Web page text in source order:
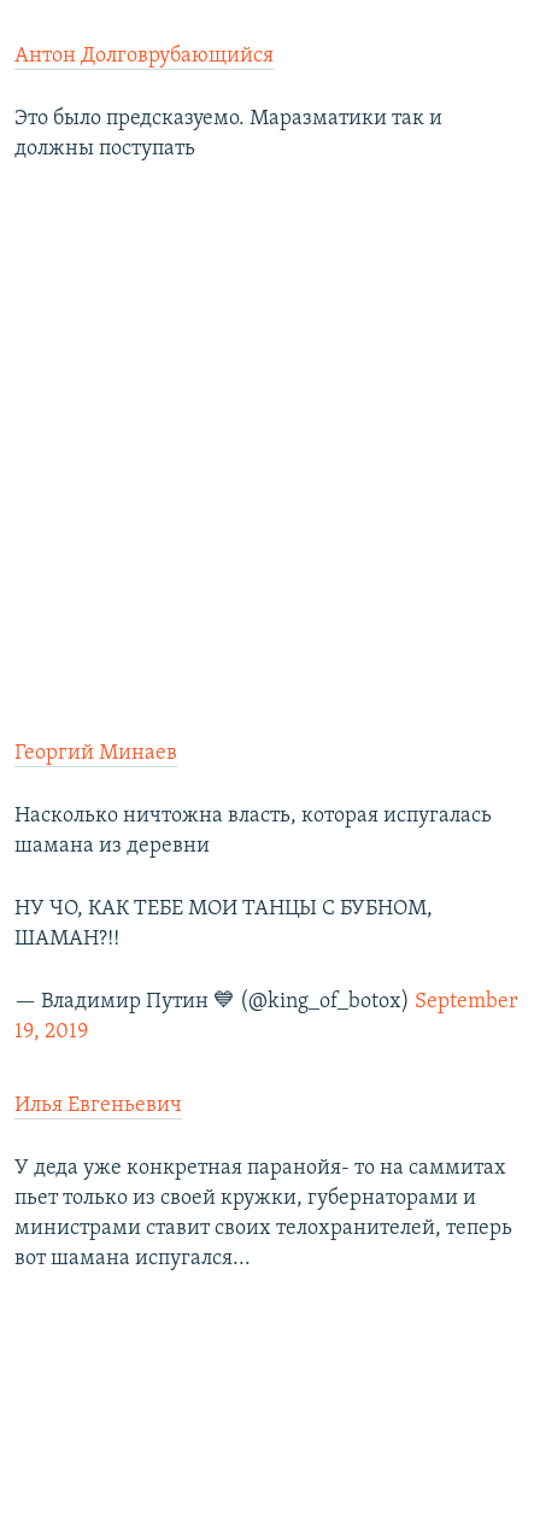
Антон Долговрубающийся
Это было предсказуемо. Маразматики так и
должны поступать
Георгий Минаев
Насколько ничтожна власть, которая испугалась
шамана из деревни
НУ ЧО, КАК ТЕБЕ МОИ ТАНЦЫ С БУБНОМ,
ШАМАН?!!
— Владимир Путин 💙 (@king_of_botox) September
19, 2019
Илья Евгеньевич
У деда уже конкретная паранойя- то на саммитах
пьет только из своей кружки, губернаторами и
министрами ставит своих телохранителей, теперь
вот шамана испугался...